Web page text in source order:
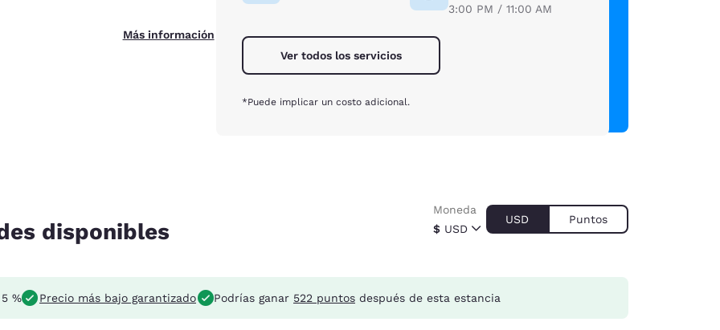
Más información
3:00 PM / 11:00 AM
Ver todos los servicios
*Puede implicar un costo adicional.
disponibles $ USD
Moneda
USD Puntos
% Precio más bajo garantizado Podrías ganar 522 puntos después de esta estancia